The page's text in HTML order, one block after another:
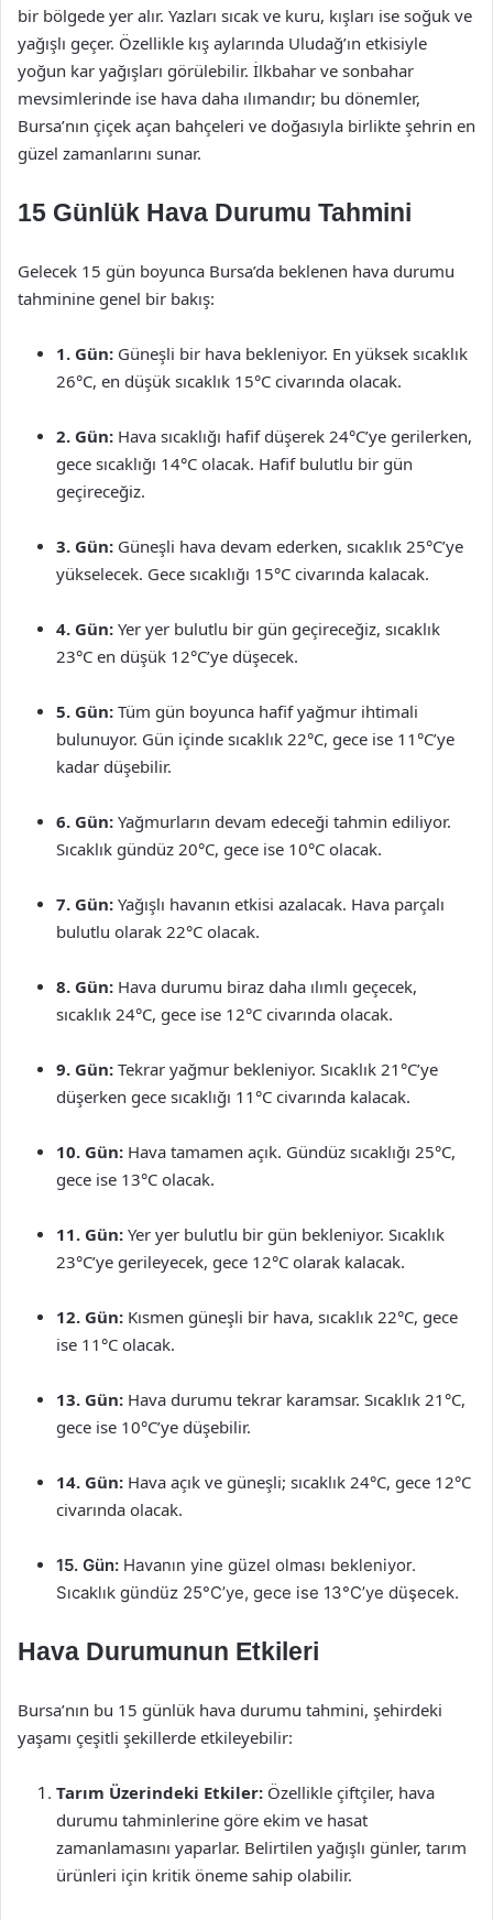
bir bölgede yer alır. Yazları sıcak ve kuru, kışları ise soğuk ve
yağışlı geçer. Özellikle kış aylarında Uludağ’ın etkisiyle
yoğun kar yağışları görülebilir. İlkbahar ve sonbahar
mevsimlerinde ise hava daha ılımandır; bu dönemler,
Bursa’nın çiçek açan bahçeleri ve doğasıyla birlikte şehrin en
güzel zamanlarını sunar.
15 Günlük Hava Durumu Tahmini
Gelecek 15 gün boyunca Bursa’da beklenen hava durumu
tahminine genel bir bakış:
1. Gün: Güneşli bir hava bekleniyor. En yüksek sıcaklık
26°C, en düşük sıcaklık 15°C civarında olacak.
2. Gün: Hava sıcaklığı hafif düşerek 24°C’ye gerilerken,
gece sıcaklığı 14°C olacak. Hafif bulutlu bir gün
geçireceğiz.
3. Gün: Güneşli hava devam ederken, sıcaklık 25°C’ye
yükselecek. Gece sıcaklığı 15°C civarında kalacak.
4. Gün: Yer yer bulutlu bir gün geçireceğiz, sıcaklık
23°C en düşük 12°C’ye düşecek.
5. Gün: Tüm gün boyunca hafif yağmur ihtimali
bulunuyor. Gün içinde sıcaklık 22°C, gece ise 11°C’ye
kadar düşebilir.
6. Gün: Yağmurların devam edeceği tahmin ediliyor.
Sıcaklık gündüz 20°C, gece ise 10°C olacak.
7. Gün: Yağışlı havanın etkisi azalacak. Hava parçalı
bulutlu olarak 22°C olacak.
8. Gün: Hava durumu biraz daha ılımlı geçecek,
sıcaklık 24°C, gece ise 12°C civarında olacak.
9. Gün: Tekrar yağmur bekleniyor. Sıcaklık 21°C’ye
düşerken gece sıcaklığı 11°C civarında kalacak.
10. Gün: Hava tamamen açık. Gündüz sıcaklığı 25°C,
gece ise 13°C olacak.
11. Gün: Yer yer bulutlu bir gün bekleniyor. Sıcaklık
23°C’ye gerileyecek, gece 12°C olarak kalacak.
12. Gün: Kısmen güneşli bir hava, sıcaklık 22°C, gece
ise 11°C olacak.
13. Gün: Hava durumu tekrar karamsar. Sıcaklık 21°C,
gece ise 10°C’ye düşebilir.
14. Gün: Hava açık ve güneşli; sıcaklık 24°C, gece 12°C
civarında olacak.
15. Gün: Havanın yine güzel olması bekleniyor.
Sıcaklık gündüz 25°C’ye, gece ise 13°C’ye düşecek.
Hava Durumunun Etkileri
Bursa’nın bu 15 günlük hava durumu tahmini, şehirdeki
yaşamı çeşitli şekillerde etkileyebilir:
Tarım Üzerindeki Etkiler: Özellikle çiftçiler, hava
durumu tahminlerine göre ekim ve hasat
zamanlamasını yaparlar. Belirtilen yağışlı günler, tarım
ürünleri için kritik öneme sahip olabilir.